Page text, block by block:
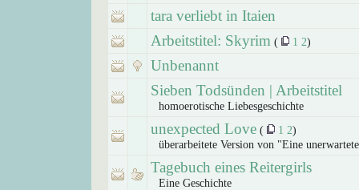
tara verliebt in Itaien
Arbeitstitel: Skyrim ( 1 2)
Unbenannt
Sieben Todsünden | Arbeitstitel
homoerotische Liebesgeschichte
unexpected Love ( 1 2)
überarbeitete Version von "Eine
Tagebuch eines Reitergirls
Eine Geschichte